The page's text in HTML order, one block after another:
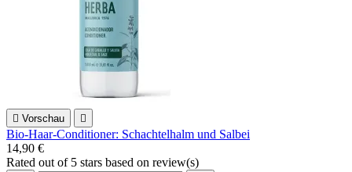
 Vorschau 
Bio-Haar-Conditioner: Schachtelhalm und Salbei
14,90 €
Rated out of 5 stars based on review(s)